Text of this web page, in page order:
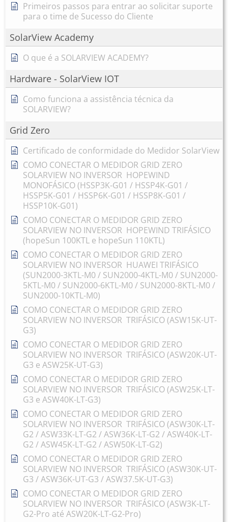
Primeiros passos para entrar ao solicitar suporte
para o time de Sucesso do Cliente
SolarView Academy
O que é a SOLARVIEW ACADEMY?
Hardware - SolarView IOT
Como funciona a assistência técnica da
SOLARVIEW?
Grid Zero
Certificado de conformidade do Medidor SolarView
COMO CONECTAR O MEDIDOR GRID ZERO
SOLARVIEW NO INVERSOR HOPEWIND
MONOFÁSICO (HSSP3K-G01 / HSSP4K-G01 /
HSSP5K-G01 / HSSP6K-G01 / HSSP8K-G01 /
HSSP10K-G01)
COMO CONECTAR O MEDIDOR GRID ZERO
SOLARVIEW NO INVERSOR HOPEWIND TRIFÁSICO
(hopeSun 100KTL e hopeSun 110KTL)
COMO CONECTAR O MEDIDOR GRID ZERO
SOLARVIEW NO INVERSOR HUAWEI TRIFÁSICO
(SUN2000-3KTL-M0 / SUN2000-4KTL-M0 / SUN2000-
5KTL-M0 / SUN2000-6KTL-M0 / SUN2000-8KTL-M0 /
SUN2000-10KTL-M0)
COMO CONECTAR O MEDIDOR GRID ZERO
SOLARVIEW NO INVERSOR TRIFÁSICO (ASW15K-UT-
G3)
COMO CONECTAR O MEDIDOR GRID ZERO
SOLARVIEW NO INVERSOR TRIFÁSICO (ASW20K-UT-
G3 e ASW25K-UT-G3)
COMO CONECTAR O MEDIDOR GRID ZERO
SOLARVIEW NO INVERSOR TRIFÁSICO (ASW25K-LT-
G3 e ASW40K-LT-G3)
COMO CONECTAR O MEDIDOR GRID ZERO
SOLARVIEW NO INVERSOR TRIFÁSICO (ASW30K-LT-
G2 / ASW33K-LT-G2 / ASW36K-LT-G2 / ASW40K-LT-
G2 / ASW45K-LT-G2 / ASW50K-LT-G2)
COMO CONECTAR O MEDIDOR GRID ZERO
SOLARVIEW NO INVERSOR TRIFÁSICO (ASW30K-UT-
G3 / ASW36K-UT-G3 / ASW37.5K-UT-G3)
COMO CONECTAR O MEDIDOR GRID ZERO
SOLARVIEW NO INVERSOR TRIFÁSICO (ASW3K-LT-
G2-Pro até ASW20K-LT-G2-Pro)